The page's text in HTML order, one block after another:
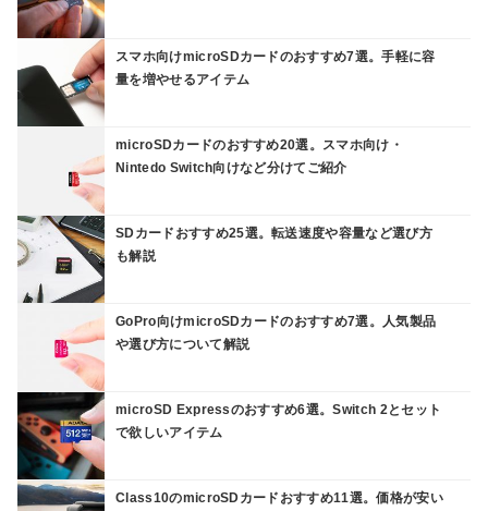
スマホ向けmicroSDカードのおすすめ7選。手軽に容
量を増やせるアイテム
microSDカードのおすすめ20選。スマホ向け・
Nintedo Switch向けなど分けてご紹介
SDカードおすすめ25選。転送速度や容量など選び方
も解説
GoPro向けmicroSDカードのおすすめ7選。人気製品
や選び方について解説
microSD Expressのおすすめ6選。Switch 2とセット
で欲しいアイテム
Class10のmicroSDカードおすすめ11選。価格が安い